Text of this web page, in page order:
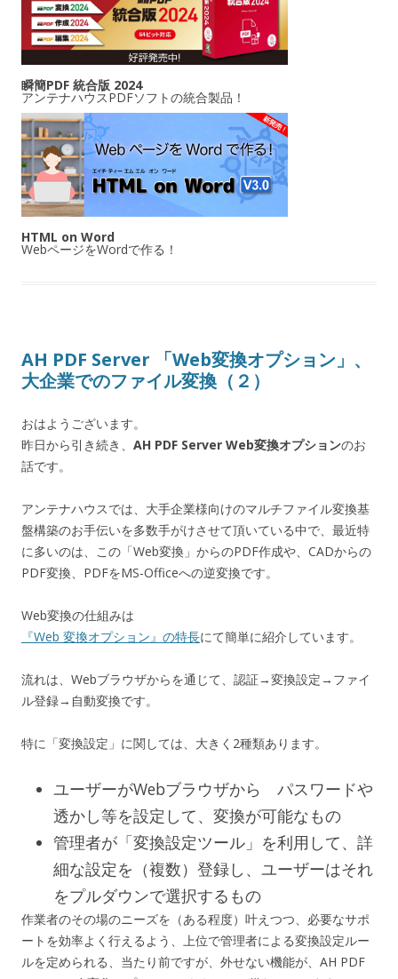
瞬簡PDF 統合版 2024
アンテナハウスPDFソフトの統合製品！
HTML on Word
WebページをWordで作る！
AH PDF Server 「Web変換オプション」、
大企業でのファイル変換（２）
おはようございます。
昨日から引き続き、 AH PDF Server Web変換オプションのお
話です。
アンテナハウスでは、大手企業様向けのマルチファイル変換基
盤構築のお手伝いを多数手がけさせて頂いている中で、最近特
に多いのは、この「Web変換」からのPDF作成や、CADからの
PDF変換、PDFをMS-Officeへの逆変換です。
Web変換の仕組みは
『Web 変換オプション』の特長にて簡単に紹介しています。
流れは、Webブラウザからを通じて、認証→変換設定→ファイ
ル登録→自動変換です。
特に「変換設定」に関しては、大きく2種類あります。
ユーザーがWebブラウザから パスワードや
透かし等を設定して、変換が可能なもの
管理者が「変換設定ツール」を利用して、詳
細な設定を（複数）登録し、ユーザーはそれ
をプルダウンで選択するもの
作業者のその場のニーズを（ある程度）叶えつつ、必要なサポ
ートを効率よく行えるよう、上位で管理者による変換設定ルー
ルを定められる、当たり前ですが、外せない機能が、AH PDF